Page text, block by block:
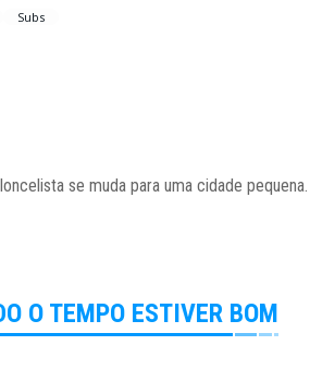
se muda para uma cidade
O TEMPO ESTIVER BOM